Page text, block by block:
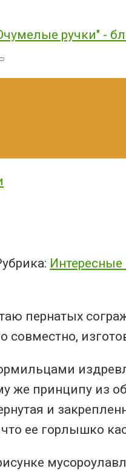
Интересные
пернатых
совместно,
же принципу из
и
ее горлышко